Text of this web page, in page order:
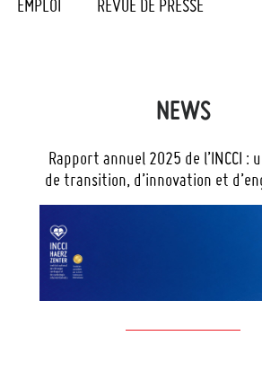
EMPLOI REVUE DE PRESSE
NEWS
Rapport annuel 2025 de l’INCCI :
de transition, d’innovation et